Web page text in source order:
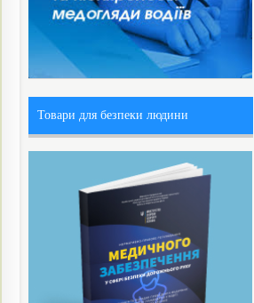
Товари для безпеки людини